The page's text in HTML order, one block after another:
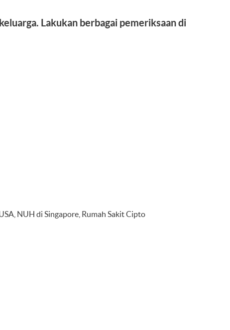
Lakukan berbagai pemeriksaan di
NUH di Singapore, Rumah Sakit Cipto